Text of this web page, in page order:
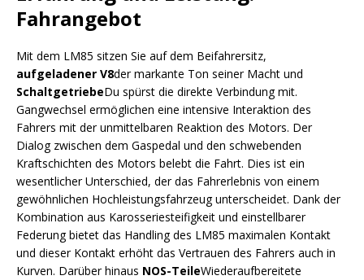
Fahrangebot
Mit dem LM85 sitzen Sie auf dem Beifahrersitz,
aufgeladener V8der markante Ton seiner Macht und
SchaltgetriebeDu spürst die direkte Verbindung mit.
Gangwechsel ermöglichen eine intensive Interaktion des
Fahrers mit der unmittelbaren Reaktion des Motors. Der
Dialog zwischen dem Gaspedal und den schwebenden
Kraftschichten des Motors belebt die Fahrt. Dies ist ein
wesentlicher Unterschied, der das Fahrerlebnis von einem
gewöhnlichen Hochleistungsfahrzeug unterscheidet. Dank der
Kombination aus Karosseriesteifigkeit und einstellbarer
Federung bietet das Handling des LM85 maximalen Kontakt
und dieser Kontakt erhöht das Vertrauen des Fahrers auch in
Kurven. Darüber hinaus NOS-TeileWiederaufbereitete